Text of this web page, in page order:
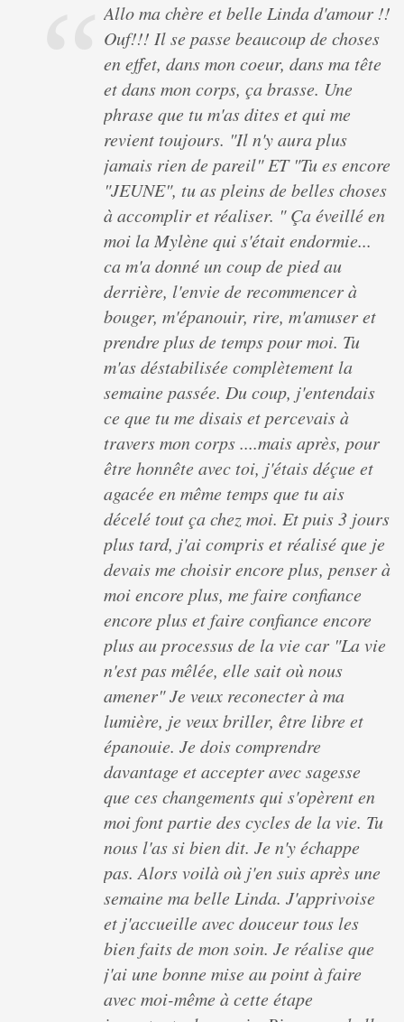
Allo ma chère et belle Linda d'amour !!
Ouf!!! Il se passe beaucoup de choses
en effet, dans mon coeur, dans ma tête
et dans mon corps, ça brasse. Une
phrase que tu m'as dites et qui me
revient toujours. "Il n'y aura plus
jamais rien de pareil" ET "Tu es encore
"JEUNE", tu as pleins de belles choses
à accomplir et réaliser. " Ça éveillé en
moi la Mylène qui s'était endormie...
ca m'a donné un coup de pied au
derrière, l'envie de recommencer à
bouger, m'épanouir, rire, m'amuser et
prendre plus de temps pour moi. Tu
m'as déstabilisée complètement la
semaine passée. Du coup, j'entendais
ce que tu me disais et percevais à
travers mon corps ....mais après, pour
être honnête avec toi, j'étais déçue et
agacée en même temps que tu ais
décelé tout ça chez moi. Et puis 3 jours
plus tard, j'ai compris et réalisé que je
devais me choisir encore plus, penser à
moi encore plus, me faire confiance
encore plus et faire confiance encore
plus au processus de la vie car "La vie
n'est pas mêlée, elle sait où nous
amener" Je veux reconecter à ma
lumière, je veux briller, être libre et
épanouie. Je dois comprendre
davantage et accepter avec sagesse
que ces changements qui s'opèrent en
moi font partie des cycles de la vie. Tu
nous l'as si bien dit. Je n'y échappe
pas. Alors voilà où j'en suis après une
semaine ma belle Linda. J'apprivoise
et j'accueille avec douceur tous les
bien faits de mon soin. Je réalise que
j'ai une bonne mise au point à faire
avec moi-même à cette étape